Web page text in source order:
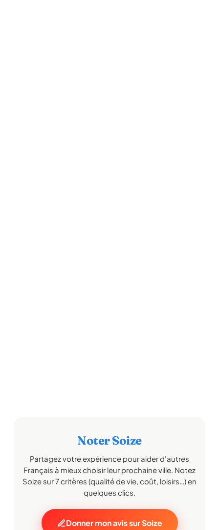
Noter Soize
Partagez votre expérience pour aider d'autres
Français à mieux choisir leur prochaine ville. Notez
Soize sur 7 critères (qualité de vie, coût, loisirs…) en
quelques clics.
Donner mon avis sur Soize